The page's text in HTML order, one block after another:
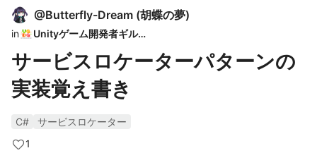
@Butterfly-Dream (胡蝶の夢)
in Unityゲーム開発者ギルド
サービスロケーターパターンの
実装覚え書き
C#
サービスロケーター
1